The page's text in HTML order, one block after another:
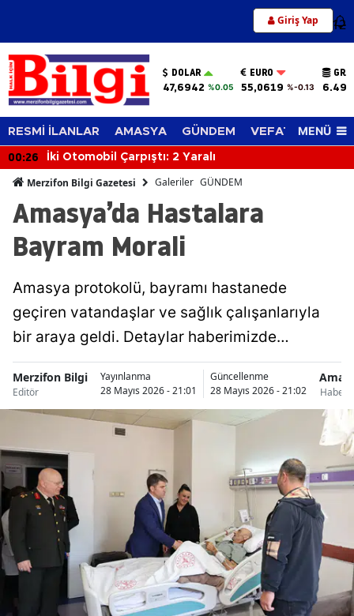
Giriş Yap 12
DOLAR
47,6942 %0.05
EURO
55,0619 %-0.13
RESMİ İLANLAR AMASYA GÜNDEM VEFAT EDENLER
MENÜ
00:26 İki Otomobil Çarpıştı: 2 Yaralı
Merzifon Bilgi Gazetesi Galeriler GÜNDEM
Amasya’da Hastalara
Bayram Morali
Amasya protokolü, bayramı hastanede
geçiren vatandaşlar ve sağlık çalışanlarıyla
bir araya geldi. Detaylar haberimizde…
Merzifon Bilgi
Editör
Yayınlanma
28 Mayıs 2026 - 21:01
Güncellenme
28 Mayıs 2026 - 21:02